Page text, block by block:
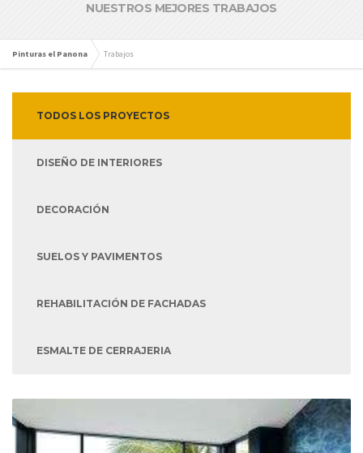
NUESTROS MEJORES TRABAJOS
Pinturas el Panona Trabajos
TODOS LOS PROYECTOS
DISEÑO DE INTERIORES
DECORACIÓN
SUELOS Y PAVIMENTOS
REHABILITACIÓN DE FACHADAS
ESMALTE DE CERRAJERIA